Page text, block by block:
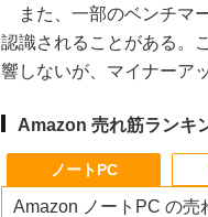
また、一部のベンチマ
認識されることがある。
響しないが、マイナーア
Amazon 売れ筋ランキ
ノートPC
Amazon ノートPC の売